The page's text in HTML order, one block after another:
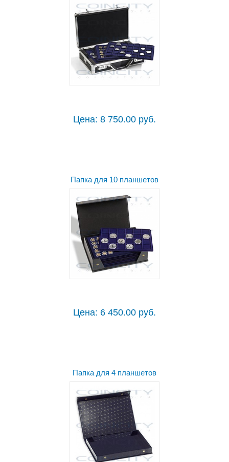
Цена: 8 750.00 руб.
Папка для 10 планшетов
Цена: 6 450.00 руб.
Папка для 4 планшетов